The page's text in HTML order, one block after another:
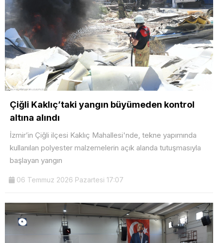
Çiğli Kaklıç’taki yangın büyümeden kontrol
altına alındı
İzmir’in Çiğli ilçesi Kaklıç Mahallesi'nde, tekne yapımında
kullanılan polyester malzemelerin açık alanda tutuşmasıyla
başlayan yangın
06 Temmuz 2026 Pazartesi 17:07